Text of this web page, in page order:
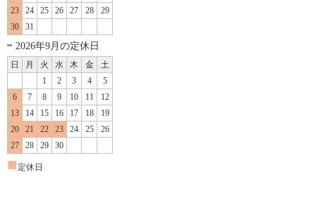
23
24 25 26 27 28
29
30
31
2026年9月の定休日
日 月 火 水 木 金
土
1
2 3 4
5
6
7 8 9 10 11
12
13
14 15 16 17 18
19
20
21 22 23 24 25
26
27
28 29 30
■ 定休日